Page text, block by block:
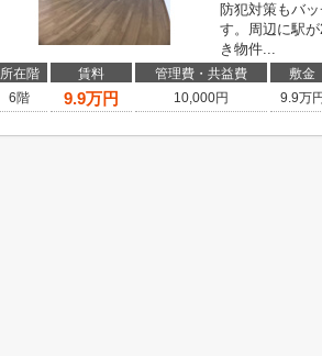
防犯対策もバ
す。周辺に駅
き物件...
所在階 賃料 管理費・共益費 敷金
6階
9.9万円 10,000円 9.9万円